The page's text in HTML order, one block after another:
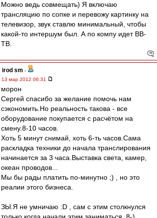
Можно ведь совмещать) Я включаю
трансляцию по сопке и перевожу картинку на
телевизор, звук ставлю минимальный, чтобы
какой-то интершум был. А по компу идет ВВ-
ТВ.
irod sm -
13 мар 2012 06:31
морон
Сергей спасибо за желание помочь нам
сэкономить.Но реальность такова - все
оборудование покупается с расчётом на
смену.8-10 часов.
Хоть 5 минут снимай, хоть 6-ть часов.Сама
раскладка техники до начала транслирования
начинается за 3 часа.Выставка света, камер,
океан проводов...
Мы бы рады платить по-минутно ;) , но это
реалии этого бизнеса.
ЗЫ.Я не умничаю :D , сам с этим столкнулся